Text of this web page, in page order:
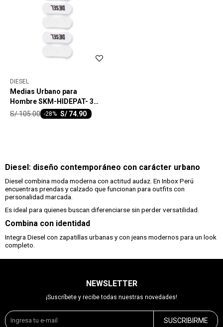
DIESEL
Medias Urbano para
Hombre SKM-HIDEPAT- 3
PACK
S/ 74.90
-28
S/105.00
Diesel: diseño contemporáneo con carácter urbano
Diesel combina moda moderna con actitud audaz. En Inbox Perú
encuentras prendas y calzado que funcionan para outfits con
personalidad marcada.
Es ideal para quienes buscan diferenciarse sin perder versatilidad.
Combina con identidad
Integra Diesel con zapatillas urbanas y con jeans modernos para un look
completo.
NEWSLETTER
¡Suscríbete y recibe todas nuestras novedades!
SUSCRIBIRME